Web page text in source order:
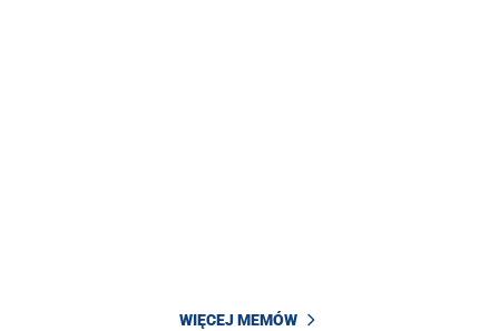
WIĘCEJ MEMÓW